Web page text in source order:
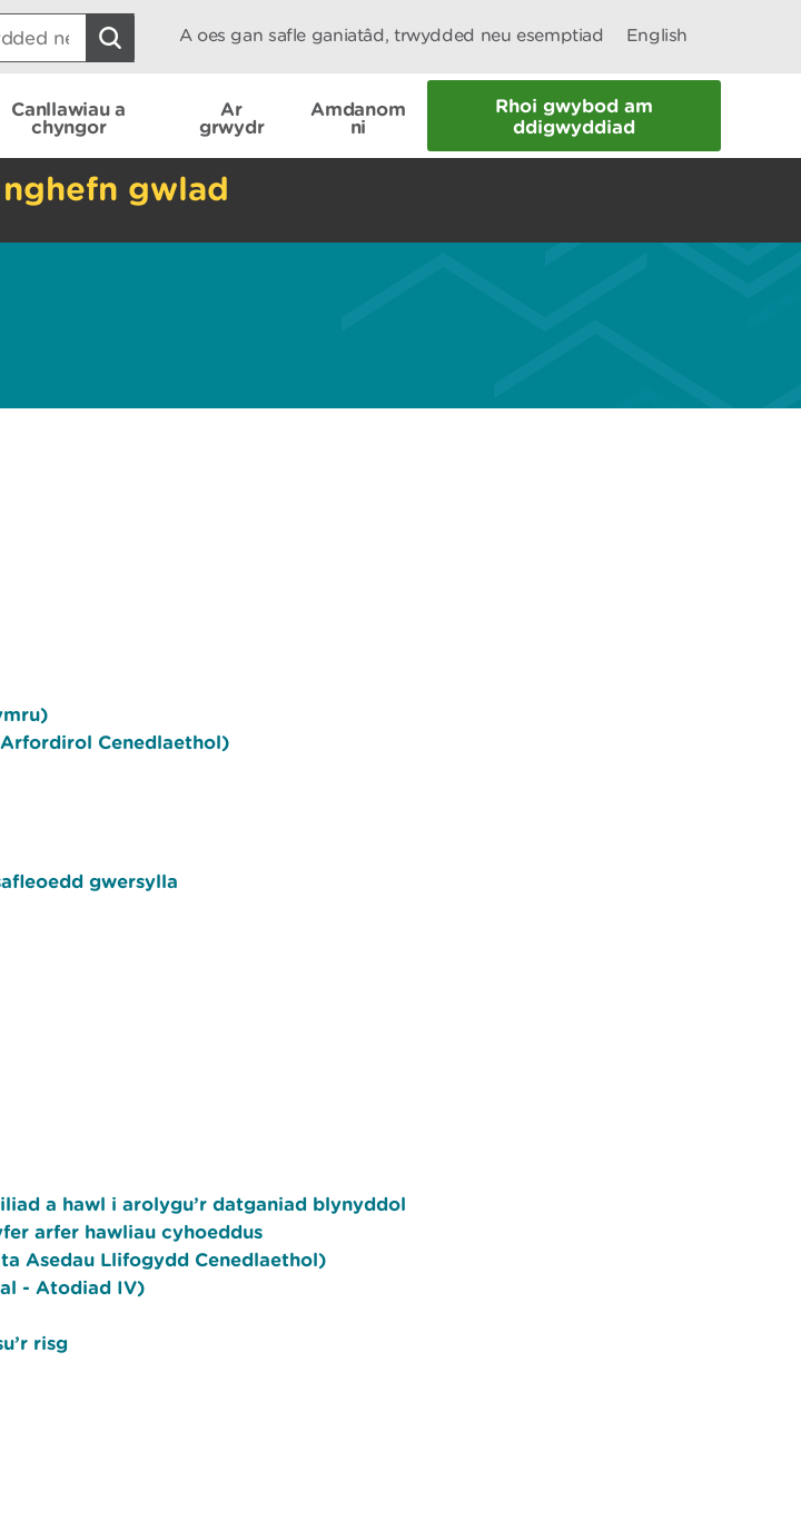
A oes gan safle ganiatâd, trwydded neu esemptiad English
Canllawiau a
chyngor
Ar
grwydr
Amdanom
ni
Rhoi gwybod am
ddigwyddiad
gwlad
Cenedlaethol)
gwersylla
a hawl i arolygu’r datganiad blynyddol
arfer hawliau cyhoeddus
Asedau Llifogydd Cenedlaethol)
- Atodiad IV)
risg